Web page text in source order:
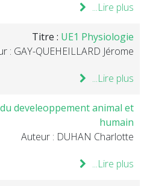
Lire plus...
Titre : UE1 Physiologie
: GAY-QUEHEILLARD Jérome
Lire plus...
develeoppement animal et
humain
Auteur : DUHAN Charlotte
Lire plus...